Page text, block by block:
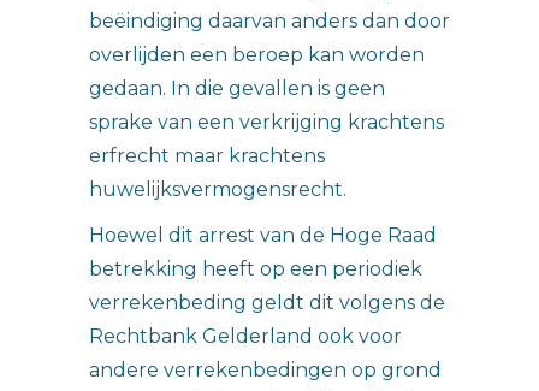
beëindiging daarvan anders dan door
overlijden een beroep kan worden
gedaan. In die gevallen is geen
sprake van een verkrijging krachtens
erfrecht maar krachtens
huwelijksvermogensrecht.
Hoewel dit arrest van de Hoge Raad
betrekking heeft op een periodiek
verrekenbeding geldt dit volgens de
Rechtbank Gelderland ook voor
andere verrekenbedingen op grond